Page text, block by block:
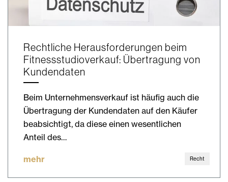
Rechtliche Herausforderungen beim
Fitnessstudioverkauf: Übertragung von
Kundendaten
Beim Unternehmensverkauf ist häufig auch die
Übertragung der Kundendaten auf den Käufer
beabsichtigt, da diese einen wesentlichen
Anteil des…
mehr Recht